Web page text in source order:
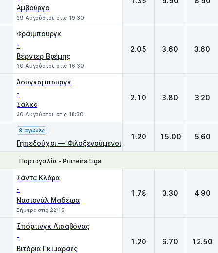
Αμβούργο
29 Αυγούστου στις 19:30
Φράιμπουργκ
-
Βέρντερ Βρέμης
30 Αυγούστου στις 16:30
2.05 3.60 3.60
Άουγκσμπουργκ
-
Σάλκε
30 Αυγούστου στις 18:30
2.10 3.80 3.20
9 αγώνες
Γηπεδούχοι — Φιλοξενούμενοι
1.20 15.00 5.60
Πορτογαλία - Primeira Liga
Σάντα Κλάρα
-
Νασιονάλ Μαδέιρα
Σήμερα στις 22:15
1.78 3.30 4.90
Σπόρτινγκ Λισαβόνας
-
Βιτόρια Γκιμαράες
1.20 6.70 12.50